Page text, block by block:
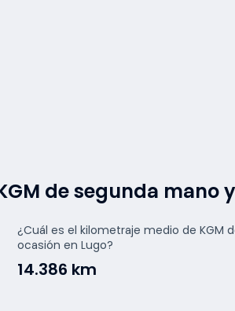
de segunda mano
¿Cuál es el kilometraje medio de KGM
ocasión en Lugo?
14.386 km